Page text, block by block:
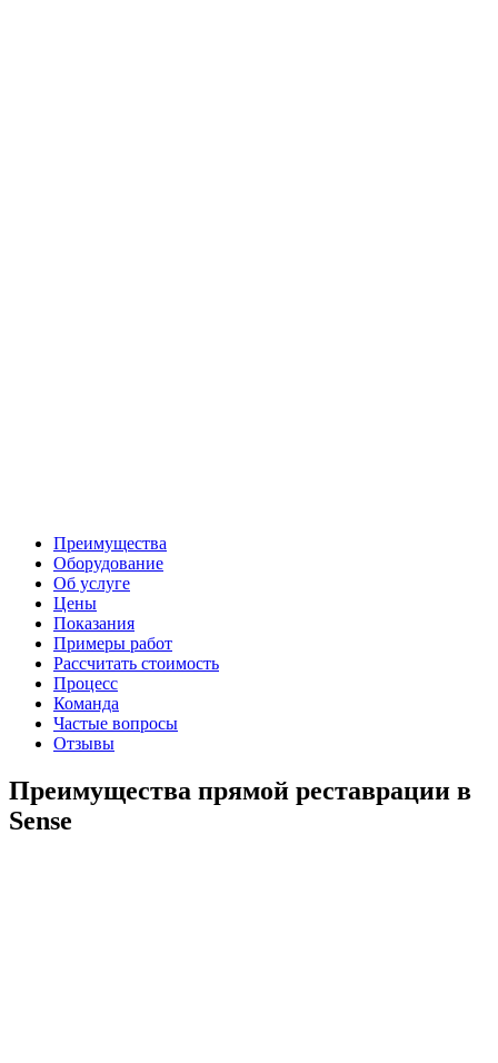
Преимущества
Оборудование
Об услуге
Цены
Показания
Примеры работ
Рассчитать стоимость
Процесс
Команда
Частые вопросы
Отзывы
Преимущества прямой реставрации в
Sense